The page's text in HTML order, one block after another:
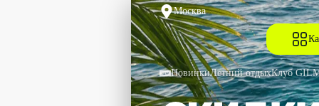
Москва
НовинкиЛетний отдыхКлуб